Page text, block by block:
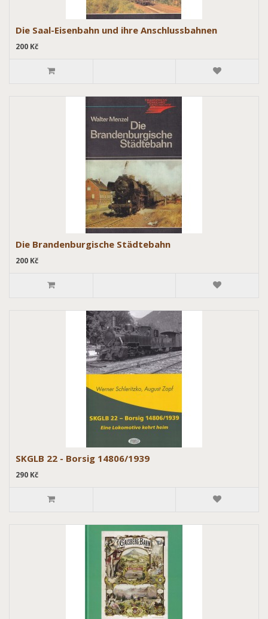
Die Saal-Eisenbahn und ihre Anschlussbahnen
200 Kč
Die Brandenburgische Städtebahn
200 Kč
SKGLB 22 - Borsig 14806/1939
290 Kč